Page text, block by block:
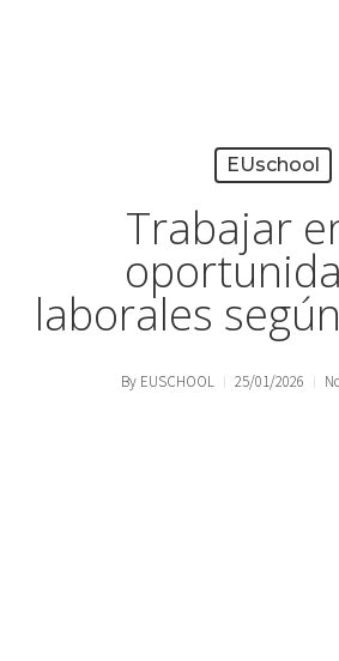
EUschool
Trabajar
laborales
By EUSCHOOL 25/01/2026